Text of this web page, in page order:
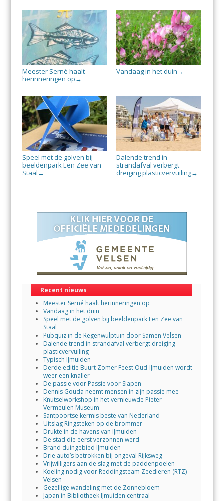
Meester Serné haalt
herinneringen op →
Vandaag in het duin →
Speel met de golven bij
beeldenpark Een Zee van
Staal →
Dalende trend in
strandafval verbergt
dreiging plasticvervuiling→
Recent nieuws
Meester Serné haalt herinneringen op
Vandaag in het duin
Speel met de golven bij beeldenpark Een Zee van
Staal
Pubquiz in de Regenwulptuin door Samen Velsen
Dalende trend in strandafval verbergt dreiging
plasticvervuiling
Typisch IJmuiden
Derde editie Buurt Zomer Feest Oud-IJmuiden wordt
weer een knaller
De passie voor Passie voor Slapen
Dennis Gouda neemt mensen in zijn passie mee
Knutselworkshop in het vernieuwde Pieter
Vermeulen Museum
Santpoortse kermis beste van Nederland
Uitslag Ringsteken op de brommer
Drukte in de havens van IJmuiden
De stad die eerst verzonnen werd
Brand duingebied IJmuiden
Drie auto’s betrokken bij ongeval Rijksweg
Vrijwilligers aan de slag met de paddenpoelen
Koeling nodig voor Reddingsteam Zeedieren (RTZ)
Velsen
Gezellige wandeling met de Zonnebloem
Japan in Bibliotheek IJmuiden centraal